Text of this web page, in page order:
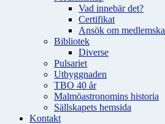
Vad innebär det?
Certifikat
Ansök om
Bibliotek
Diverse
Pulsariet
Utbyggnaden
TBO 40 år
Malmöastronomins historia
Sällskapets hemsida
Kontakt